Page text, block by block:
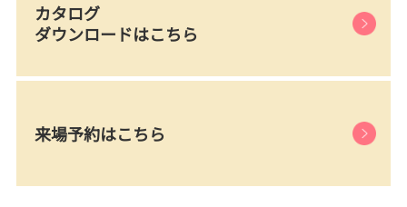
カタログ
ダウンロードはこちら
来場予約はこちら